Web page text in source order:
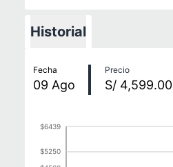
Historial
Fecha
09 Ago
Precio
S/ 4,599.00
$5250
$6439